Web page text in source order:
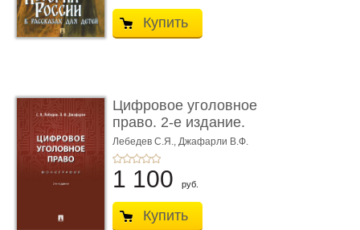
Купить
Цифровое уголовное
право. 2-е издание.
Монограф ...
Лебедев С.Я., Джафарли В.Ф.
1 100 руб.
Купить